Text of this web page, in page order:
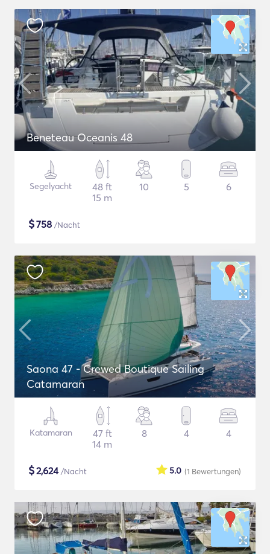
Beneteau Oceanis 48
Segelyacht
48 ft
15 m
10 5 6
$758 /Nacht
Saona 47 - Crewed Boutique Sailing
Catamaran
Katamaran
47 ft
14 m
8 4 4
$2,624/Nacht (1 Bewertungen)
5.0